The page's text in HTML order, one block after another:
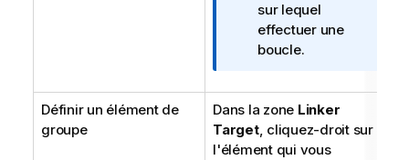
I
n
f
r
m
a
t
sur lequel
effectuer une
boucle.
Définir un élément de
groupe
Dans la zone Linker
Target, cliquez-droit sur
l'élément qui vous